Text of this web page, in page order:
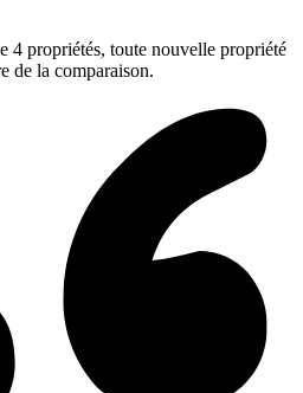
4 propriétés, toute nouvelle propriété
de la comparaison.